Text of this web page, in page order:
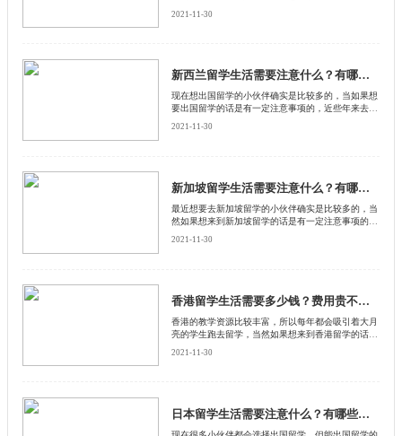
2021-11-30
新西兰留学生活需要注意什么？有哪些需要注意的？
现在想出国留学的小伙伴确实是比较多的，当如果想
要出国留学的话是有一定注意事项的，近些年来去新
西兰国家留学的小伙伴比较多，那么去新西兰留学的
2021-11-30
新加坡留学生活需要注意什么？有哪些需要注意的？
​最近想要去新加坡留学的小伙伴确实是比较多的，当
然如果想来到新加坡留学的话是有一定注意事项的，
2021-11-30
香港留学生活需要多少钱？费用贵不贵？
​香港的教学资源比较丰富，所以每年都会吸引着大月
亮的学生跑去留学，当然如果想来到香港留学的话，
2021-11-30
日本留学生活需要注意什么？有哪些需要注意的？